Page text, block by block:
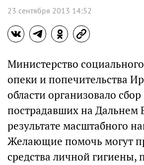
23 сентября 2013 14:52
Министерство
опеки и попечительства
области организовало
пострадавших на Дальнем
результате масштабного
Желающие помочь могут
средства личной гигиены,